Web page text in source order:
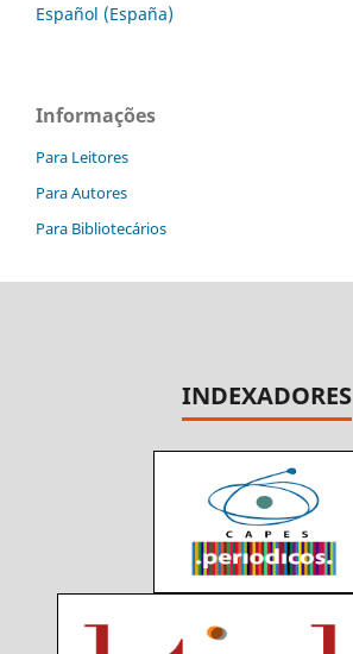
Español (España)
Informações
Para Leitores
Para Autores
Para Bibliotecários
INDEXADORES